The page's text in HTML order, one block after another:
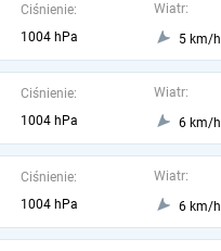
Ciśnienie:
1004 hPa
Wiatr:
5 km/h
Ciśnienie:
1004 hPa
Wiatr:
6 km/h
Ciśnienie:
1004 hPa
Wiatr:
6 km/h